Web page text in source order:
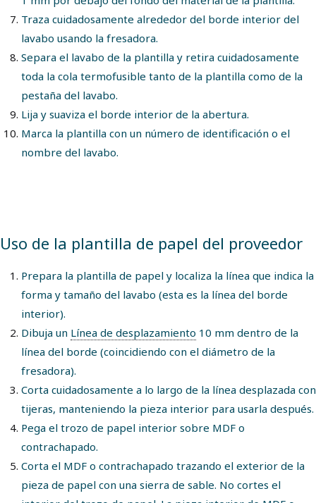
Traza cuidadosamente alrededor del borde interior del
lavabo usando la fresadora.
Separa el lavabo de la plantilla y retira cuidadosamente
toda la cola termofusible tanto de la plantilla como de la
pestaña del lavabo.
Lija y suaviza el borde interior de la abertura.
Marca la plantilla con un número de identificación o el
nombre del lavabo.
Uso de la plantilla de papel del proveedor
Prepara la plantilla de papel y localiza la línea que indica la
forma y tamaño del lavabo (esta es la línea del borde
interior).
Dibuja un Línea de desplazamiento 10 mm dentro de la
línea del borde (coincidiendo con el diámetro de la
fresadora).
Corta cuidadosamente a lo largo de la línea desplazada con
tijeras, manteniendo la pieza interior para usarla después.
Pega el trozo de papel interior sobre MDF o
contrachapado.
Corta el MDF o contrachapado trazando el exterior de la
pieza de papel con una sierra de sable. No cortes el